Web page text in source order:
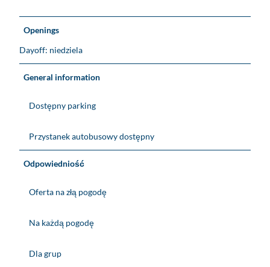
Openings
Dayoff: niedziela
General information
Dostępny parking
Przystanek autobusowy dostępny
Odpowiedniość
Oferta na złą pogodę
Na każdą pogodę
Dla grup